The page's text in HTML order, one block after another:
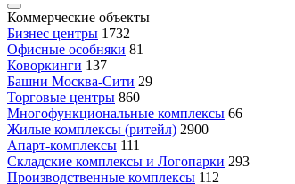
Коммерческие объекты
Бизнес центры 1732
Офисные особняки 81
Коворкинги 137
Башни Москва-Сити 29
Торговые центры 860
Многофункциональные комплексы 66
Жилые комплексы (ритейл) 2900
Апарт-комплексы 111
Складские комплексы и Логопарки 293
Производственные комплексы 112